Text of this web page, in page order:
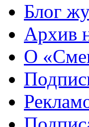
Блог
Архив
О